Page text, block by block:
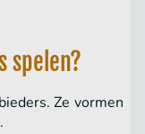
spelen?
Ze vormen